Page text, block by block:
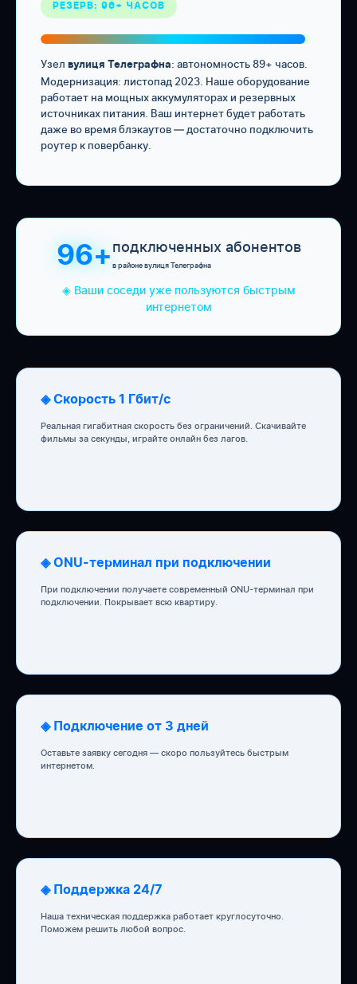
РЕЗЕРВ: 96+ ЧАСОВ
Узел вулиця Телеграфна: автономность 89+ часов.
Модернизация: листопад 2023. Наше оборудование
работает на мощных аккумуляторах и резервных
источниках питания. Ваш интернет будет работать
даже во время блэкаутов — достаточно подключить
роутер к повербанку.
96+подключенных абонентов
в районе вулиця Телеграфна
◈ Ваши соседи уже пользуются быстрым
интернетом
◈ Скорость 1 Гбит/с
Реальная гигабитная скорость без ограничений. Скачивайте
фильмы за секунды, играйте онлайн без лагов.
◈ ONU-терминал при подключении
При подключении получаете современный ONU-терминал при
подключении. Покрывает всю квартиру.
◈ Подключение от 3 дней
Оставьте заявку сегодня — скоро пользуйтесь быстрым
интернетом.
◈ Поддержка 24/7
Наша техническая поддержка работает круглосуточно.
Поможем решить любой вопрос.